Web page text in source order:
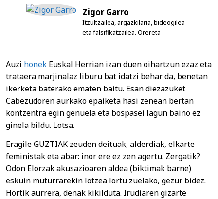
Zigor Garro
Itzultzailea, argazkilaria, bideogilea
eta falsifikatzailea. Orereta
Auzi honek Euskal Herrian izan duen oihartzun ezaz eta
trataera marjinalaz liburu bat idatzi behar da, benetan
ikerketa baterako ematen baitu. Esan diezazuket
Cabezudoren aurkako epaiketa hasi zenean bertan
kontzentra egin genuela eta bospasei lagun baino ez
ginela bildu. Lotsa.
Eragile GUZTIAK zeuden deituak, alderdiak, elkarte
feministak eta abar: inor ere ez zen agertu. Zergatik?
Odon Elorzak akusazioaren aldea (biktimak barne)
eskuin muturrarekin lotzea lortu zuelako, gezur bidez.
Hortik aurrera, denak kikilduta. Irudiaren gizarte